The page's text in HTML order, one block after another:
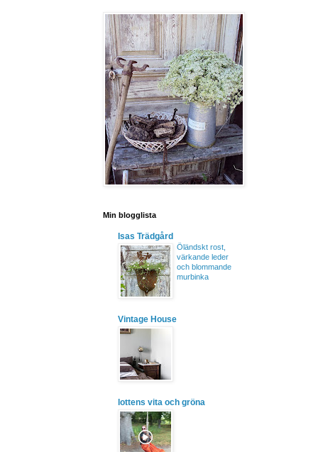
Min blogglista
Isas Trädgård
Öländskt rost,
värkande leder
och blommande
murbinka
Vintage House
lottens vita och gröna